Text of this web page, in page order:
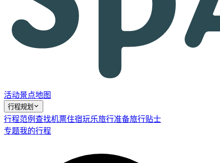
活动景点地图
行程规划
行程范例 查找机票住宿玩乐旅行准备旅行贴士
专题我的行程